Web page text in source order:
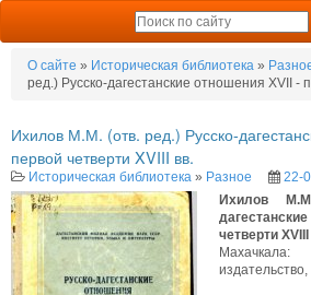
О сайте » Историческая библиотека »
ред.) Русско-дагестанские отношения XVII -
Ихилов М.М. (отв. ред.) Русско-
первой четверти XVIII вв.
Историческая библиотека » Разное 22-
Ихилов
четверти
Махачкала: